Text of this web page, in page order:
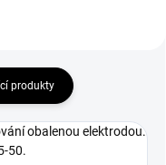
produkty
obalenou elektrodou.
50.